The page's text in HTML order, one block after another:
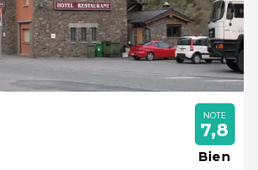
NOTE
7,8
Bien